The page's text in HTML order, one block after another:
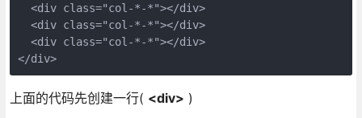
  <div class="col-*-*"></div>
  <div class="col-*-*"></div>
  <div class="col-*-*"></div>
</div>
上面的代码先创建一行( <div> )